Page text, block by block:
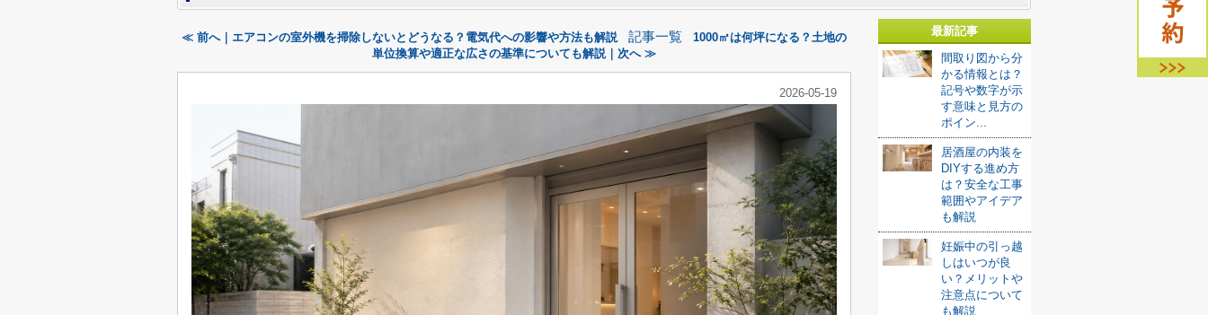
≪ 前へ｜エアコンの室外機を掃除しないとどうなる？電気代への影響や方法も解説 記事一覧
1000㎡は何坪になる？土地の
単位換算や適正な広さの基準についても解説｜次へ ≫
2026-05-19
最新記事
間取り図から分
かる情報とは？
記号や数字が示
す意味と見方の
ポイン...
居酒屋の内装を
DIYする進め方
は？安全な工事
範囲やアイデア
も解説
妊娠中の引っ越
しはいつが良
い？メリットや
注意点について
も解説